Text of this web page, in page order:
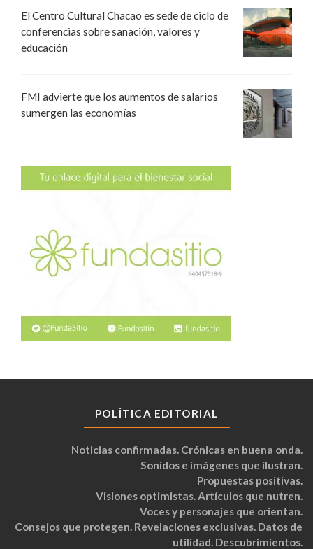
El Centro Cultural Chacao es sede de ciclo de
conferencias sobre sanación, valores y
educación
FMI advierte que los aumentos de salarios
sumergen las economías
POLÍTICA EDITORIAL
Noticias confirmadas. Crónicas en buena onda.
Sonidos e imágenes que ilustran.
Propuestas positivas.
Visiones optimistas. Artículos que nutren.
Voces y personajes que orientan.
Consejos que protegen. Revelaciones exclusivas. Datos de
utilidad. Descubrimientos.